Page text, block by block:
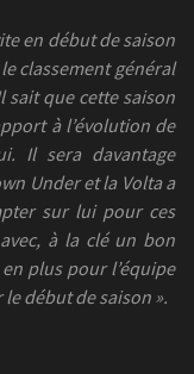
en début de saison
classement général
sait que cette saison
à l’évolution de
Il sera davantage
Under et la Volta a
sur lui pour ces
à la clé un bon
plus pour l’équipe
début de saison ».